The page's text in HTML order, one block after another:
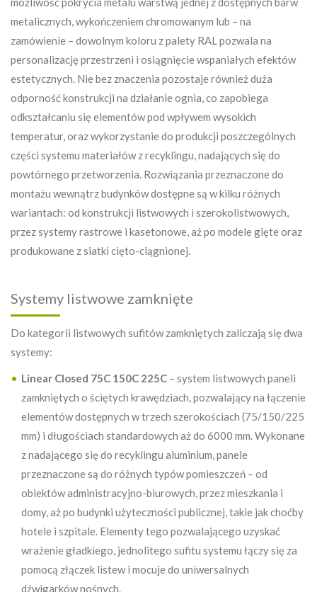
metalicznych, wykończeniem chromowanym lub – na
zamówienie – dowolnym koloru z palety RAL pozwala na
personalizację przestrzeni i osiągnięcie wspaniałych efektów
estetycznych. Nie bez znaczenia pozostaje również duża
odporność konstrukcji na działanie ognia, co zapobiega
odkształcaniu się elementów pod wpływem wysokich
temperatur, oraz wykorzystanie do produkcji poszczególnych
części systemu materiałów z recyklingu, nadających się do
powtórnego przetworzenia. Rozwiązania przeznaczone do
montażu wewnątrz budynków dostępne są w kilku różnych
wariantach: od konstrukcji listwowych i szerokolistwowych,
przez systemy rastrowe i kasetonowe, aż po modele gięte oraz
produkowane z siatki cięto-ciągnionej.
Systemy listwowe zamknięte
Do kategorii listwowych sufitów zamkniętych zaliczają się dwa
systemy:
Linear Closed 75C 150C 225C – system listwowych paneli
zamkniętych o ściętych krawędziach, pozwalający na łączenie
elementów dostępnych w trzech szerokościach (75/150/225
mm) i długościach standardowych aż do 6000 mm. Wykonane
z nadającego się do recyklingu aluminium, panele
przeznaczone są do różnych typów pomieszczeń – od
obiektów administracyjno-biurowych, przez mieszkania i
domy, aż po budynki użyteczności publicznej, takie jak choćby
hotele i szpitale. Elementy tego pozwalającego uzyskać
wrażenie gładkiego, jednolitego sufitu systemu łączy się za
pomocą złączek listew i mocuje do uniwersalnych
dźwigarków nośnych.